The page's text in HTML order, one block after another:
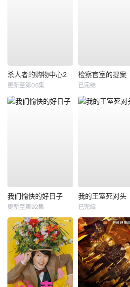
杀人者的购物中心2
更新至第06集
检察官室的提案
已完结
我们愉快的好日子
更新至第92集
我的王室死对头
已完结